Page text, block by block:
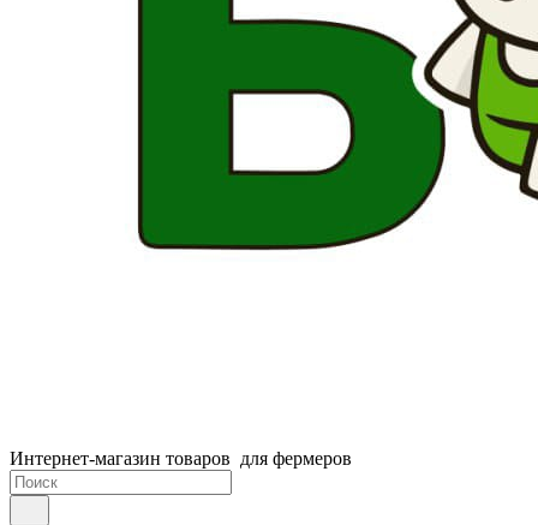
Интернет-магазин товаров для фермеров